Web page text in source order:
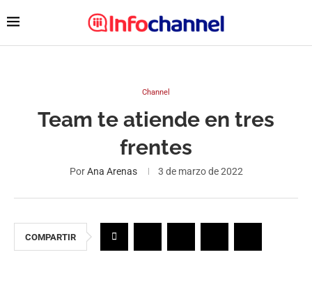
Channel
Team te atiende en tres
frentes
PorAna Arenas 3 de marzo de 2022
COMPARTIR